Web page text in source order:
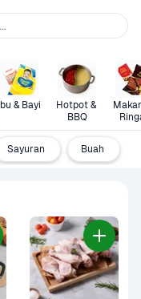
& Bayi
Hotpot &
BBQ
Sayuran Buah